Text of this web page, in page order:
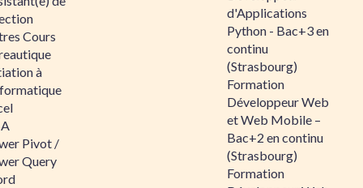
Cours
à
Pivot /
Query
d'Applications
Python - Bac+3 en
continu
(Strasbourg)
Formation
Développeur Web
et Web Mobile –
Bac+2 en continu
(Strasbourg)
Formation